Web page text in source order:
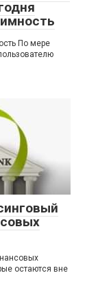
По мере
остаются вне